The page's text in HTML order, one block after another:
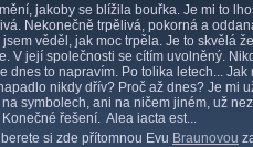
jakoby se blížila bouřka. Je mi to
Nekonečně trpělivá, pokorná a
věděl, jak moc trpěla. Je to skvělá
V její společnosti se cítím uvolněný.
dnes to napravím. Po tolika letech...
nikdy dřív? Proč až dnes? Je mi
symbolech, ani na ničem jiném, už
řešení. Alea iacta est...
si zde přítomnou Evu Braunovou